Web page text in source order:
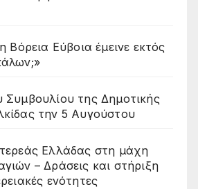
Βόρεια Εύβοια έμεινε εκτός
Συμβουλίου της Δημοτικής
την 5 Αυγούστου
Ελλάδας στη μάχη
– Δράσεις και στήριξη
ενότητες